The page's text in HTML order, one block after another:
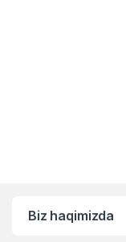
Biz haqimizda